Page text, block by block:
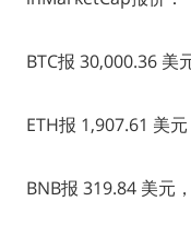
BTC报 30,000.36 美
ETH报 1,907.61 美
BNB报 319.84 美元